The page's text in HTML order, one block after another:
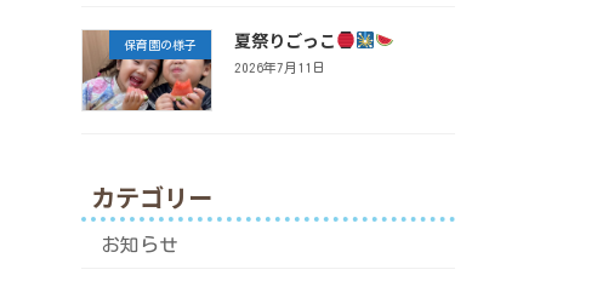
保育園の様子 夏祭りごっこ
2026年7月11日
カテゴリー
お知らせ